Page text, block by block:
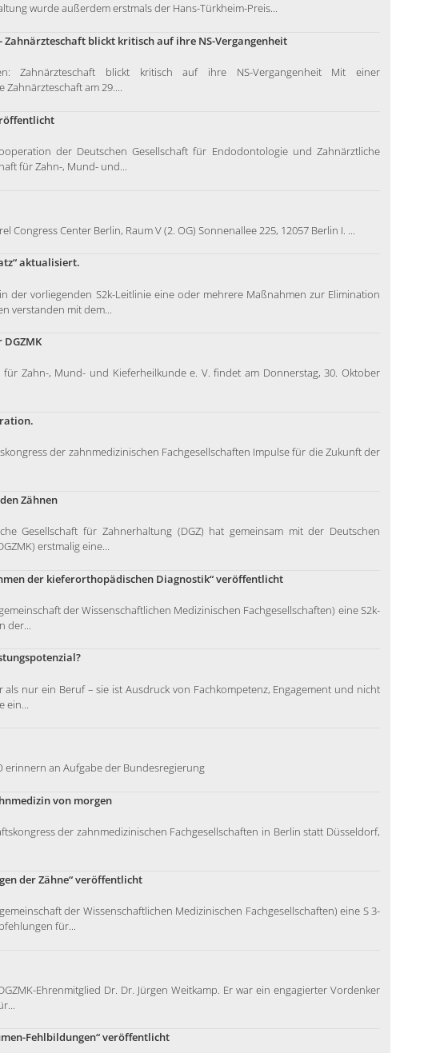
wurde außerdem erstmals der Hans-Türkheim-Preis...
blickt kritisch auf ihre NS-Vergangenheit
Zahnärzteschaft blickt kritisch auf ihre NS-Vergangenheit Mit einer
am 29....
der Deutschen Gesellschaft für Endodontologie und Zahnärztliche
für Zahn-, Mund- und...
Congress Center Berlin, Raum V (2. OG) Sonnenallee 225, 12057 Berlin I. ...
aktualisiert.
der vorliegenden S2k-Leitlinie eine oder mehrere Maßnahmen zur Elimination
verstanden mit dem...
Zahn-, Mund- und Kieferheilkunde e. V. findet am Donnerstag, 30. Oktober
der zahnmedizinischen Fachgesellschaften Impulse für die Zukunft der
Zähnen
Gesellschaft für Zahnerhaltung (DGZ) hat gemeinsam mit der Deutschen
erstmalig eine...
der kieferorthopädischen Diagnostik“ veröffentlicht
der Wissenschaftlichen Medizinischen Fachgesellschaften) eine S2k-
der...
nur ein Beruf – sie ist Ausdruck von Fachkompetenz, Engagement und nicht
ein...
erinnern an Aufgabe der Bundesregierung
von morgen
der zahnmedizinischen Fachgesellschaften in Berlin statt Düsseldorf,
der Zähne“ veröffentlicht
der Wissenschaftlichen Medizinischen Fachgesellschaften) eine S 3-
für...
Ehrenmitglied Dr. Dr. Jürgen Weitkamp. Er war ein engagierter Vordenker
Fehlbildungen“ veröffentlicht